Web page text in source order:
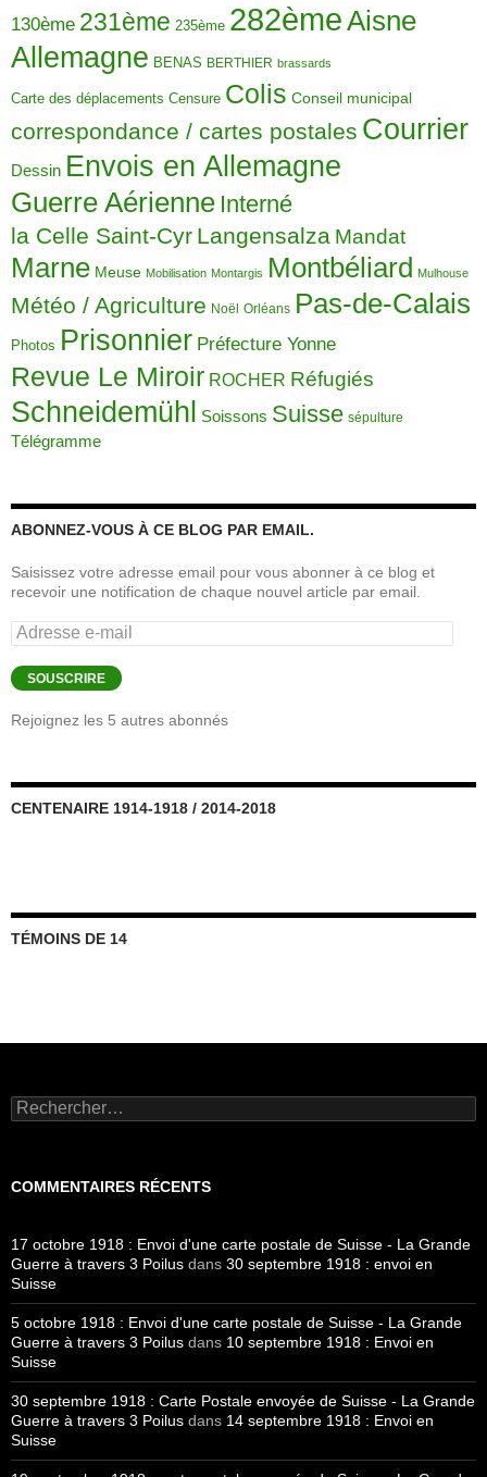
130ème 231ème 235ème 282èmeAisne
Allemagne BENAS BERTHIER brassards
Carte des déplacements Censure Colis Conseil municipal
correspondance / cartes postales Courrier
Dessin Envois en Allemagne
Guerre Aérienne Interné
la Celle Saint-Cyr Langensalza Mandat
Marne Meuse Mobilisation Montargis Montbéliard Mulhouse
Météo / Agriculture Noël Orléans Pas-de-Calais
Photos Prisonnier Préfecture Yonne
Revue Le Miroir ROCHER Réfugiés
Schneidemühl Soissons Suisse sépulture
Télégramme
ABONNEZ-VOUS À CE BLOG PAR EMAIL.
Saisissez votre adresse email pour vous abonner à ce blog et
recevoir une notification de chaque nouvel article par email.
Adresse
e-
mail
SOUSCRIRE
Rejoignez les 5 autres abonnés
CENTENAIRE 1914-1918 / 2014-2018
TÉMOINS DE 14
Rechercher :
COMMENTAIRES RÉCENTS
17 octobre 1918 : Envoi d'une carte postale de Suisse - La Grande
Guerre à travers 3 Poilus dans 30 septembre 1918 : envoi en
Suisse
5 octobre 1918 : Envoi d'une carte postale de Suisse - La Grande
Guerre à travers 3 Poilus dans 10 septembre 1918 : Envoi en
Suisse
30 septembre 1918 : Carte Postale envoyée de Suisse - La Grande
Guerre à travers 3 Poilus dans 14 septembre 1918 : Envoi en
Suisse